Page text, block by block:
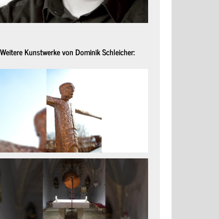
Weitere Kunstwerke von Dominik Schleicher: